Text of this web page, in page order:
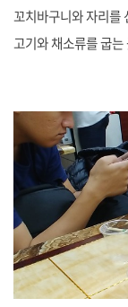
꼬치바구니와 자리를
고기와 채소류를 굽